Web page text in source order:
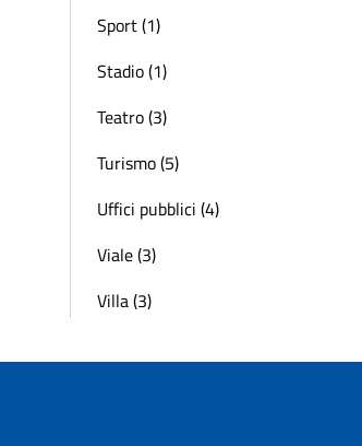
Sport (1)
Stadio (1)
Teatro (3)
Turismo (5)
Uffici pubblici (4)
Viale (3)
Villa (3)